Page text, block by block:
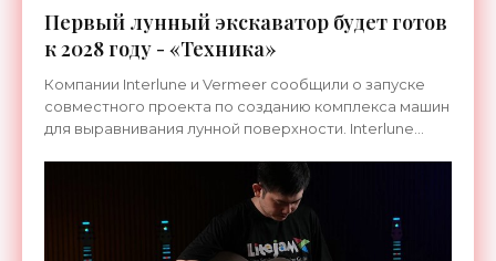
Первый лунный экскаватор будет готов
к 2028 году - «Техника»
Компании Interlune и Vermeer сообщили о запуске
совместного проекта по созданию комплекса машин
для выравнивания лунной поверхности. Interlune